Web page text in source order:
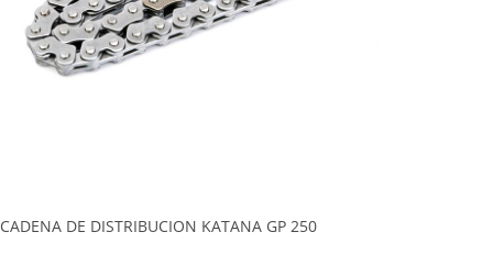
CADENA DE DISTRIBUCION KATANA GP 250